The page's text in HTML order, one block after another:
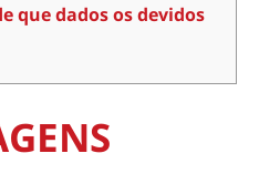
que dados os devidos